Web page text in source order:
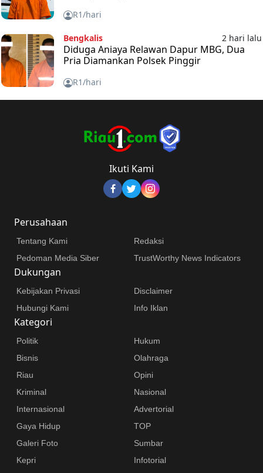
R1/hari
Bengkalis 2 hari lalu
Diduga Aniaya Relawan Dapur MBG, Dua
Pria Diamankan Polsek Pinggir
R1/hari
Ikuti Kami
Perusahaan
Tentang Kami
Redaksi
Pedoman Media Siber
TrustWorthy News Indicators
Dukungan
Kebijakan Privasi
Disclaimer
Hubungi Kami
Info Iklan
Kategori
Politik
Hukum
Bisnis
Olahraga
Riau
Opini
Kriminal
Nasional
Internasional
Advertorial
Gaya Hidup
TOP
Galeri Foto
Sumbar
Kepri
Infotorial